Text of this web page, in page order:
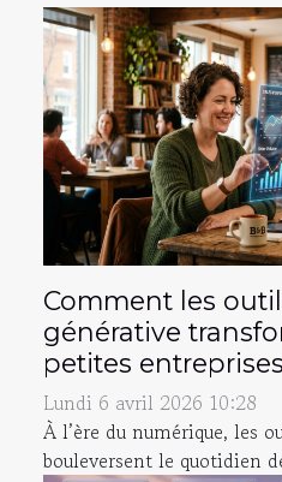
Comment les
générative
petites
Lundi 6 avril 2026 10:28
À l’ère du numérique, les
bouleversent le quotidien